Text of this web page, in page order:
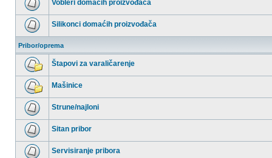
postova
Nema
nepročitanih
postova
Vobleri domaćih proizvođača
Nema
postova
Silikonci domaćih proizvođača
Pribor/oprema
Nema
nepročitanih
postova
Štapovi za varaličarenje
Nema
nepročitanih
postova
Mašinice
Nema
nepročitanih
postova
Strune/najloni
Nema
nepročitanih
postova
Sitan pribor
Servisiranje pribora